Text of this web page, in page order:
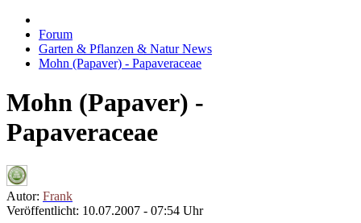
Forum
Garten & Pflanzen & Natur News
Mohn (Papaver) - Papaveraceae
Mohn (Papaver) -
Papaveraceae
Autor: Frank
Veröffentlicht: 10.07.2007 - 07:54 Uhr